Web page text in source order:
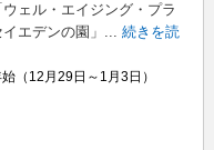
ェル・エイジング・プラ
エデンの園」 ... 続きを読
（12月29日～1月3日）